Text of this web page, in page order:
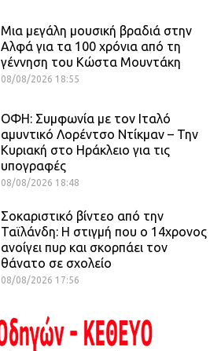
Μια μεγάλη μουσική βραδιά στην
Αλφά για τα 100 χρόνια από τη
γέννηση του Κώστα Μουντάκη
08/08/2026 18:55
ΟΦΗ: Συμφωνία με τον Ιταλό
αμυντικό Λορέντσο Ντίκμαν – Την
Κυριακή στο Ηράκλειο για τις
υπογραφές
08/08/2026 18:48
Σοκαριστικό βίντεο από την
Ταϊλάνδη: Η στιγμή που ο 14χρονος
ανοίγει πυρ και σκορπάει τον
θάνατο σε σχολείο
08/08/2026 17:56